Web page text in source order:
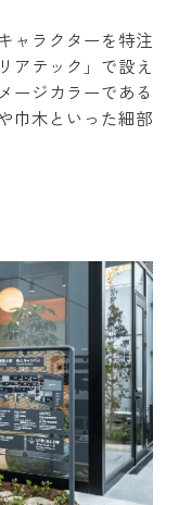
ャラクターを特注
アテック」で設え
ージカラーである
巾木といった細部